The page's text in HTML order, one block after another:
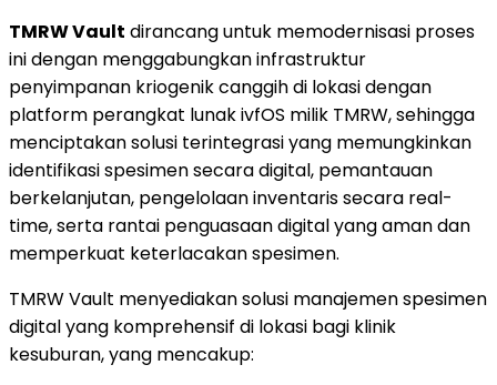
TMRW Vault dirancang untuk memodernisasi proses
ini dengan menggabungkan infrastruktur
penyimpanan kriogenik canggih di lokasi dengan
platform perangkat lunak ivfOS milik TMRW, sehingga
menciptakan solusi terintegrasi yang memungkinkan
identifikasi spesimen secara digital, pemantauan
berkelanjutan, pengelolaan inventaris secara real-
time, serta rantai penguasaan digital yang aman dan
memperkuat keterlacakan spesimen.
TMRW Vault menyediakan solusi manajemen spesimen
digital yang komprehensif di lokasi bagi klinik
kesuburan, yang mencakup: